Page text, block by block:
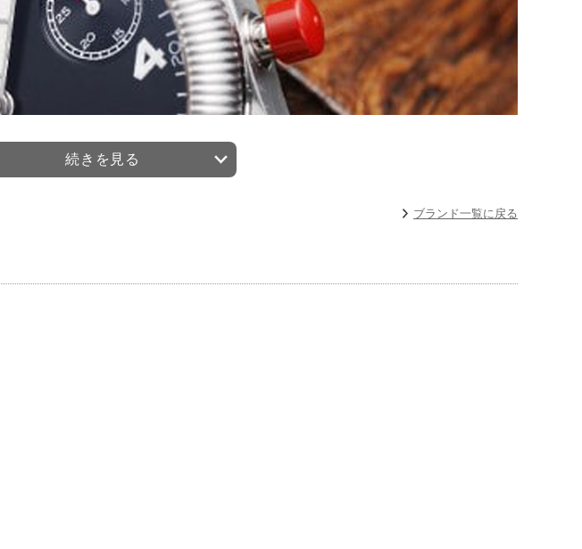
続きを見る
ブランド一覧に戻る